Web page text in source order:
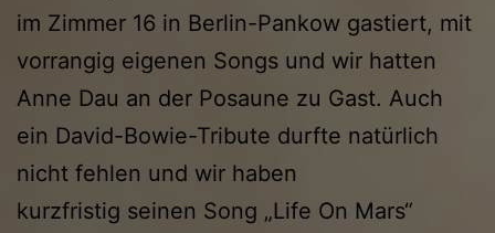
im Zimmer 16 in Berlin-Pankow gastiert, mit
vorrangig eigenen Songs und wir hatten
Anne Dau an der Posaune zu Gast. Auch
ein David-Bowie-Tribute durfte natürlich
nicht fehlen und wir haben
kurzfristig seinen Song „Life On Mars“